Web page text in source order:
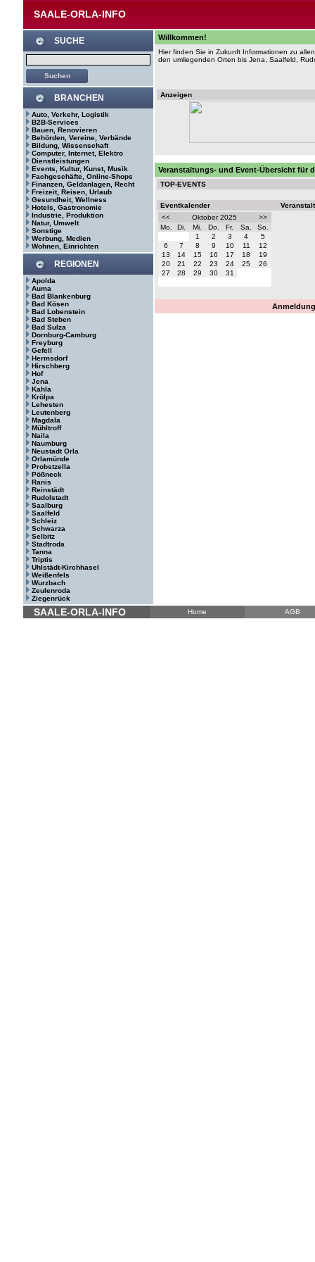
SAALE-ORLA-INFO
SUCHE
BRANCHEN
Auto, Verkehr, Logistik
B2B-Services
Bauen, Renovieren
Behörden, Vereine, Verbände
Bildung, Wissenschaft
Computer, Internet, Elektro
Dienstleistungen
Events, Kultur, Kunst, Musik
Fachgeschäfte, Online-Shops
Finanzen, Geldanlagen, Recht
Freizeit, Reisen, Urlaub
Gesundheit, Wellness
Hotels, Gastronomie
Industrie, Produktion
Natur, Umwelt
Sonstige
Werbung, Medien
Wohnen, Einrichten
REGIONEN
Apolda
Auma
Bad Blankenburg
Bad Kösen
Bad Lobenstein
Bad Steben
Bad Sulza
Dornburg-Camburg
Freyburg
Gefell
Hermsdorf
Hirschberg
Hof
Jena
Kahla
Krölpa
Lehesten
Leutenberg
Magdala
Mühltroff
Naila
Naumburg
Neustadt Orla
Orlamünde
Probstzella
Pößneck
Ranis
Reinstädt
Rudolstadt
Saalburg
Saalfeld
Schleiz
Schwarza
Selbitz
Stadtroda
Tanna
Triptis
Uhlstädt-Kirchhasel
Weißenfels
Wurzbach
Zeulenroda
Ziegenrück
Willkommen!
Hier finden Sie in Zukunft Informationen zu
den umliegenden Orten bis Jena, Saalfeld,
Anzeigen
Veranstaltungs- und Event-Übersicht für
TOP-EVENTS
Eventkalender
<<
Oktober 2025
>>
Mo.
Di. Mi. Do. Fr. Sa.
So.
1
2 3 4
5
6
7 8 9 10 11
12
13
14 15 16 17 18
19
20
21 22 23 24 25
26
27
28 29 30 31
SAALE-ORLA-INFO Home AGB